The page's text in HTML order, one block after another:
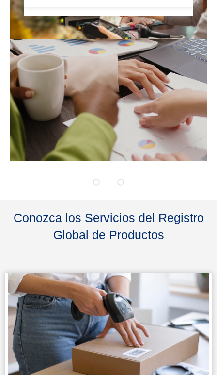
Conozca los Servicios del Registro
Global de Productos